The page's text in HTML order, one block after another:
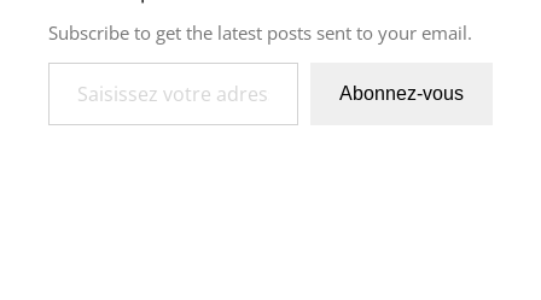
Subscribe to get the latest posts sent to your email.
Saisissez votre adresse e-mail…
Abonnez-vous